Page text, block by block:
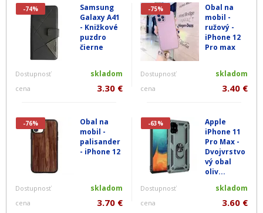
-74%
Samsung
Galaxy A41
- Knižkové
puzdro
čierne
Dostupnosť skladom
cena 3.30 €
-75%
Obal na
mobil -
ružový -
iPhone 12
Pro max
Dostupnosť skladom
cena 3.40 €
-76%
Obal na
mobil -
palisander
- iPhone 12
Dostupnosť skladom
cena 3.70 €
-63%
Apple
iPhone 11
Pro Max -
Dvojvrstvo
vý obal
oliv...
Dostupnosť skladom
cena 3.60 €